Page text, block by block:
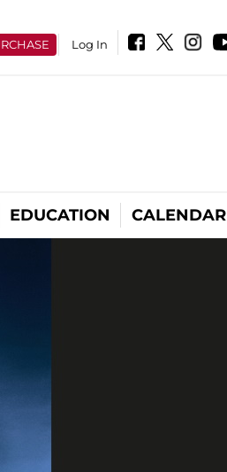
Log In
EDUCATION CALENDAR